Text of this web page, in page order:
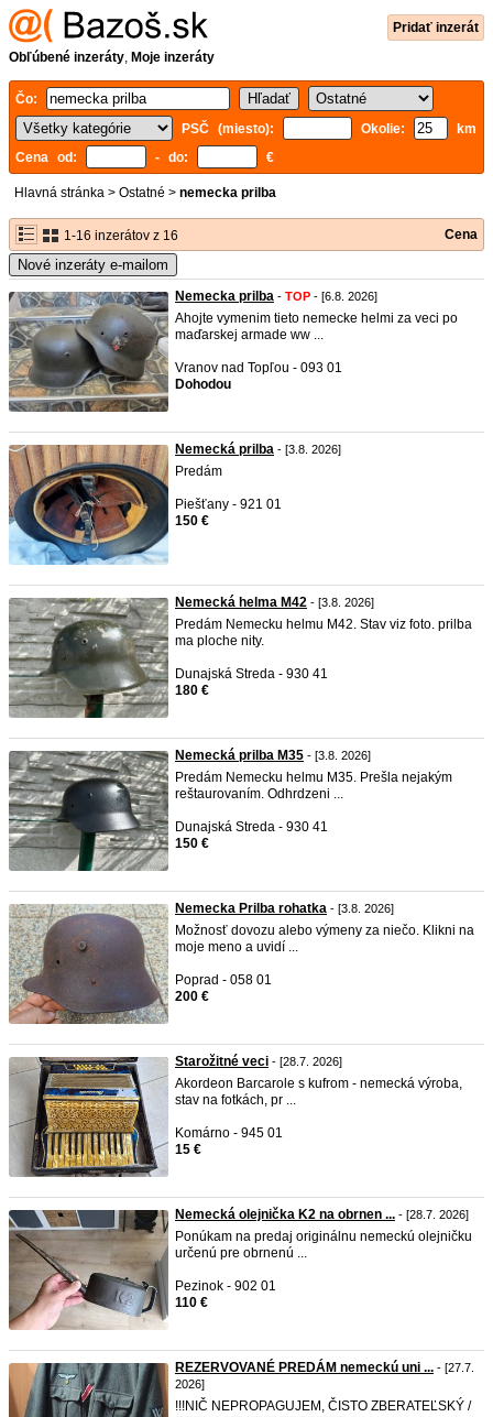
Pridať inzerát
Obľúbené inzeráty, Moje inzeráty
Čo:
PSČ (miesto):
Okolie:
km
Cena od:
- do: €
Hlavná stránka > Ostatné > nemecka prilba
1-16 inzerátov z 16 Cena
Nové inzeráty e-mailom
Nemecka prilba - TOP - [6.8. 2026]
Ahojte vymenim tieto nemecke helmi za veci po
maďarskej armade ww ...
Vranov nad Topľou - 093 01
Dohodou
Nemecká prilba - [3.8. 2026]
Predám
Piešťany - 921 01
150 €
Nemecká helma M42 - [3.8. 2026]
Predám Nemecku helmu M42. Stav viz foto. prilba
ma ploche nity.
Dunajská Streda - 930 41
180 €
Nemecká prilba M35 - [3.8. 2026]
Predám Nemecku helmu M35. Prešla nejakým
reštaurovaním. Odhrdzeni ...
Dunajská Streda - 930 41
150 €
Nemecka Prilba rohatka - [3.8. 2026]
Možnosť dovozu alebo výmeny za niečo. Klikni na
moje meno a uvidí ...
Poprad - 058 01
200 €
Starožitné veci - [28.7. 2026]
Akordeon Barcarole s kufrom - nemecká výroba,
stav na fotkách, pr ...
Komárno - 945 01
15 €
Nemecká olejnička K2 na obrnen ... - [28.7. 2026]
Ponúkam na predaj originálnu nemeckú olejničku
určenú pre obrnenú ...
Pezinok - 902 01
110 €
REZERVOVANÉ PREDÁM nemeckú uni ... - [27.7.
2026]
!!!NIČ NEPROPAGUJEM, ČISTO ZBERATEĽSKÝ /